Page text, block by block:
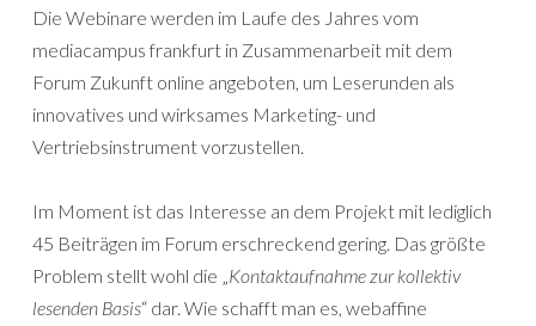
Die Webinare werden im Laufe des Jahres vom
mediacampus frankfurt in Zusammenarbeit mit dem
Forum Zukunft online angeboten, um Leserunden als
innovatives und wirksames Marketing- und
Vertriebsinstrument vorzustellen.
Im Moment ist das Interesse an dem Projekt mit lediglich
45 Beiträgen im Forum erschreckend gering. Das größte
Problem stellt wohl die „Kontaktaufnahme zur kollektiv
lesenden Basis“ dar. Wie schafft man es, webaffine